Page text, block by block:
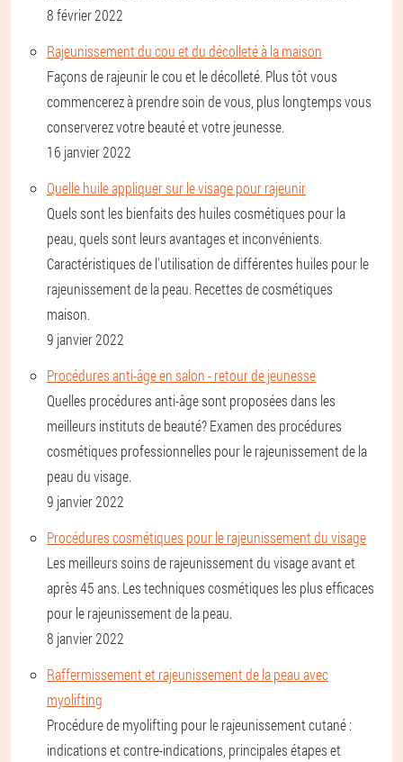
8 février 2022
Rajeunissement du cou et du décolleté à la maison
Façons de rajeunir le cou et le décolleté. Plus tôt vous
commencerez à prendre soin de vous, plus longtemps vous
conserverez votre beauté et votre jeunesse.
16 janvier 2022
Quelle huile appliquer sur le visage pour rajeunir
Quels sont les bienfaits des huiles cosmétiques pour la
peau, quels sont leurs avantages et inconvénients.
Caractéristiques de l'utilisation de différentes huiles pour le
rajeunissement de la peau. Recettes de cosmétiques
maison.
9 janvier 2022
Procédures anti-âge en salon - retour de jeunesse
Quelles procédures anti-âge sont proposées dans les
meilleurs instituts de beauté? Examen des procédures
cosmétiques professionnelles pour le rajeunissement de la
peau du visage.
9 janvier 2022
Procédures cosmétiques pour le rajeunissement du visage
Les meilleurs soins de rajeunissement du visage avant et
après 45 ans. Les techniques cosmétiques les plus efficaces
pour le rajeunissement de la peau.
8 janvier 2022
Raffermissement et rajeunissement de la peau avec
myolifting
Procédure de myolifting pour le rajeunissement cutané :
indications et contre-indications, principales étapes et